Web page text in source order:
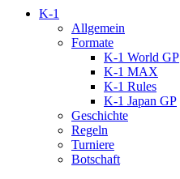
K-1
Allgemein
Formate
K-1 World GP
K-1 MAX
K-1 Rules
K-1 Japan GP
Geschichte
Regeln
Turniere
Botschaft